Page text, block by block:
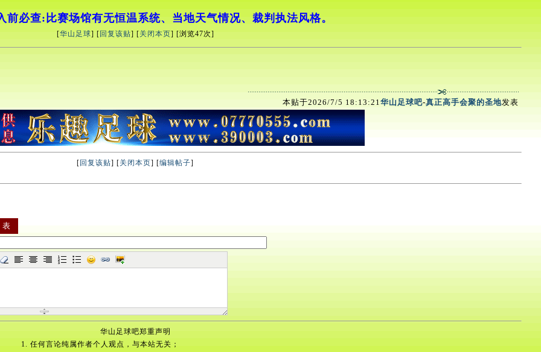
前必查:比赛场馆有无恒温系统、当地天气情况、裁判执法风格。
[华山足球] [ 回复该贴] [关闭本页] [浏览47次]
本贴于2026/7/5 18:13:21华山足球吧-真正高手会聚的圣地发表
[ 回复该贴] [关闭本页] [编辑帖子]
华山足球吧郑重声明
1. 任何言论纯属作者个人观点，与本站无关；